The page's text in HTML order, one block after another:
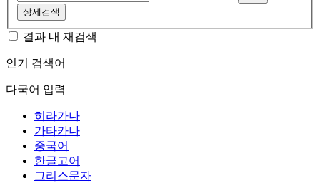
상세검색
결과 내 재검색
인기 검색어
다국어 입력
히라가나
가타카나
중국어
한글고어
그리스문자